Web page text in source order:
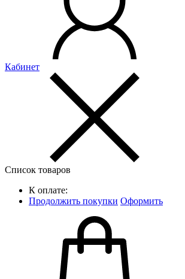
Кабинет
Список товаров
К оплате:
Продолжить покупки Оформить